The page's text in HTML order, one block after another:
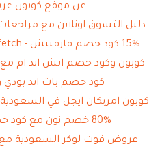
عن موقع كوبون
دليل التسوق اونلاين مع
15% كود خصم فارفيتش - farfetch كود خصم في السعودية
كوبون وكود خصم اتش اند ام مع
كود خصم باث اند
كوبون امريكان ايجل في السعودية
80% خصم نون مع كود خصم نون في السعودية
عروض فوت لوكر السعودية مع